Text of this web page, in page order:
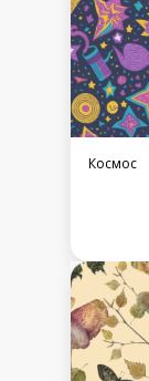
Космос